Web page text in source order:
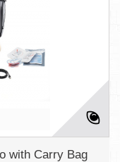
with Carry Bag